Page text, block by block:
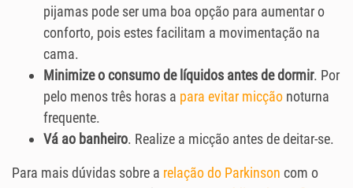
pijamas pode ser uma boa opção para aumentar o
conforto, pois estes facilitam a movimentação na
cama.
Minimize o consumo de líquidos antes de dormir. Por
pelo menos três horas a para evitar micção noturna
frequente.
Vá ao banheiro. Realize a micção antes de deitar-se.
Para mais dúvidas sobre a relação do Parkinson com o